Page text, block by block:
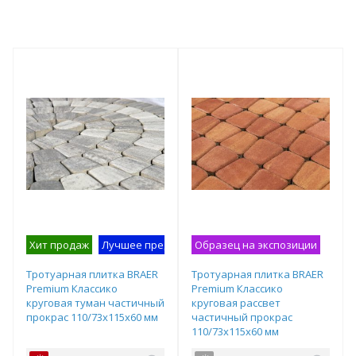
Хит продаж Лучшее предложение Образец на экспозиции
Тротуарная плитка BRAER
Premium Классико
круговая туман частичный
прокрас 110/73х115х60 мм
Образец на экспозиции
Тротуарная плитка BRAER
Premium Классико
круговая рассвет
частичный прокрас
110/73х115х60 мм